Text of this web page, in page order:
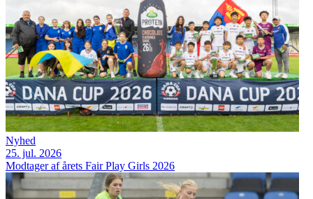
Nyhed
25. jul. 2026
Modtager af årets Fair Play Girls 2026